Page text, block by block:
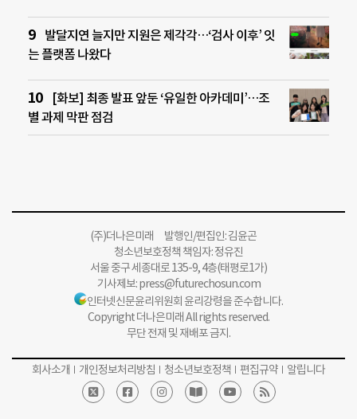
발달지연 늘지만 지원은 제각각…‘검사 이후’ 잇
는 플랫폼 나왔다
[화보] 최종 발표 앞둔 ‘유일한 아카데미’…조
별 과제 막판 점검
(주)더나은미래 발행인/편집인: 김윤곤
청소년보호정책 책임자: 정유진
서울 중구 세종대로 135-9, 4층(태평로1가)
기사제보:press@futurechosun.com
인터넷신문윤리위원회 윤리강령을 준수합니다.
Copyright 더나은미래 All rights reserved.
무단 전재 및 재배포 금지.
회사소개 개인정보처리방침 청소년보호정책 편집규약 알립니다